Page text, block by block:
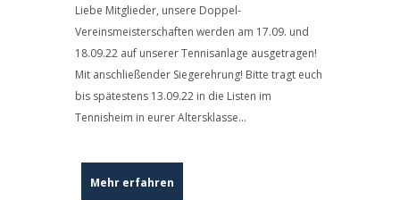
Liebe Mitglieder, unsere Doppel-
Vereinsmeisterschaften werden am 17.09. und
18.09.22 auf unserer Tennisanlage ausgetragen!
Mit anschließender Siegerehrung! Bitte tragt euch
bis spätestens 13.09.22 in die Listen im
Tennisheim in eurer Altersklasse...
Mehr erfahren